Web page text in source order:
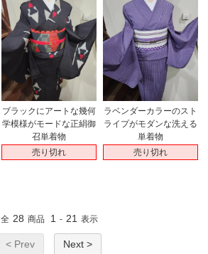
ブラックにアートな幾何
学模様がモードな正絹御
召単着物
売り切れ
ラベンダーカラーのスト
ライプがモダンな洗える
単着物
売り切れ
全 28 商品 1 - 21 表示
< Prev Next >